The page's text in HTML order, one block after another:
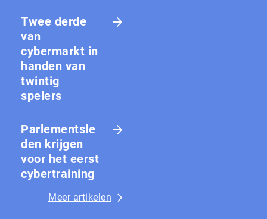
Twee derde
van
cybermarkt in
handen van
twintig
spelers
Parlementsle
den krijgen
voor het eerst
cybertraining
Meer artikelen